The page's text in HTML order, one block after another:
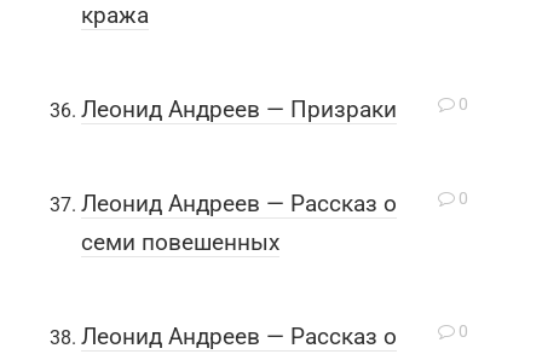
кража
0
Леонид Андреев — Призраки
0
Леонид Андреев — Рассказ о
семи повешенных
0
Леонид Андреев — Рассказ о